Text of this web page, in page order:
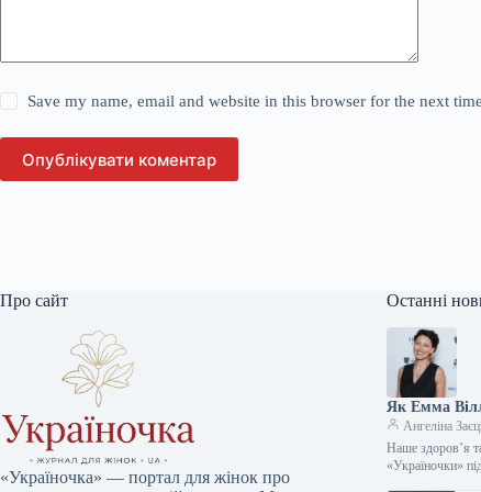
Save my name, email and website in this browser for the next
Опублікувати коментар
Про сайт
«Україночка» — портал для жінок про
Останні
Як Емма
Ангеліна
Наше здоров’я
«Україночки»